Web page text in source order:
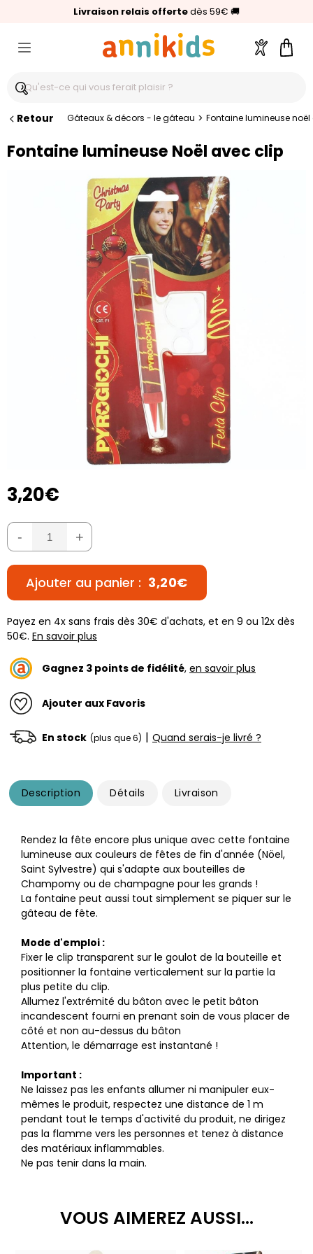
Livraison relais offertedès 59€ 🚚
🥇Palmarès Capital 2025 :Annikids N°1
⭐⭐⭐⭐⭐4,6/5(24 000 avis clients)
Compte
Retour Gâteaux & décors - le gâteau > Fontaine lumineuse
Fontaine lumineuse Noël avec clip
3,20€
- +
Ajouter au panier : 3,20€
Payez en 4x sans frais dès 30€ d'achats, et en 9 ou 12x dès
50€. En savoir plus
Gagnez 3 points de fidélité, en savoir plus
Ajouter aux Favoris
En stock (plus que 6) | Quand serais-je livré ?
Description Détails Livraison
Rendez la fête encore plus unique avec cette fontaine
lumineuse aux couleurs de fêtes de fin d'année (Nöel,
Saint Sylvestre) qui s'adapte aux bouteilles de
Champomy ou de champagne pour les grands !
La fontaine peut aussi tout simplement se piquer sur le
gâteau de fête.
Mode d'emploi :
Fixer le clip transparent sur le goulot de la bouteille et
positionner la fontaine verticalement sur la partie la
plus petite du clip.
Allumez l'extrémité du bâton avec le petit bâton
incandescent fourni en prenant soin de vous placer de
côté et non au-dessus du bâton
Attention, le démarrage est instantané !
Important :
Ne laissez pas les enfants allumer ni manipuler eux-
mêmes le produit, respectez une distance de 1 m
pendant tout le temps d'activité du produit, ne dirigez
pas la flamme vers les personnes et tenez à distance
des matériaux inflammables.
Ne pas tenir dans la main.
VOUS AIMEREZ AUSSI...